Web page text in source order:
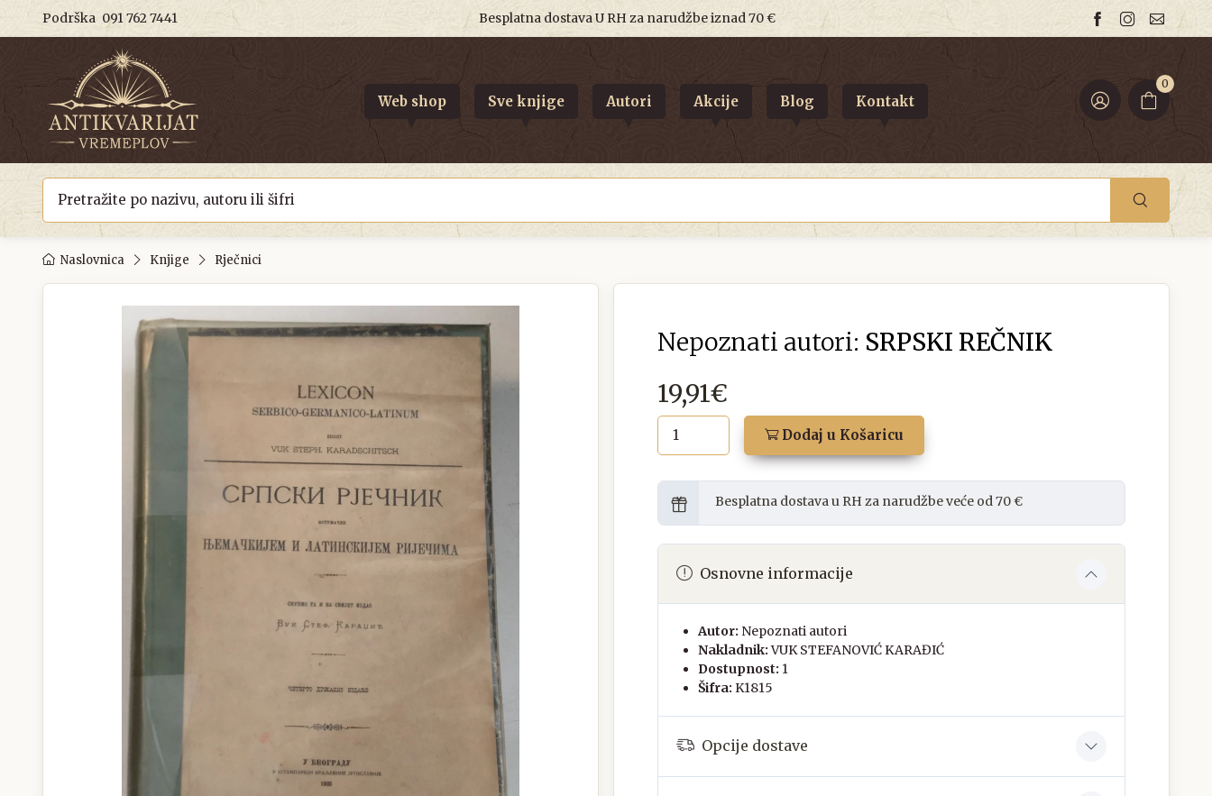
Podrška 091 762 7441 Besplatna dostava U RH za narudžbe iznad 70 €
0
Web shop Sve knjige Autori Akcije Blog Kontakt
Naslovnica Knjige Rječnici
Nepoznati autori: SRPSKI REČNIK
19,91€
Dodaj u Košaricu
Besplatna dostava u RH za narudžbe veće od 70 €
Osnovne informacije
Autor: Nepoznati autori
Nakladnik: VUK STEFANOVIĆ KARAĐIĆ
Dostupnost: 1
Šifra: K1815
Opcije dostave